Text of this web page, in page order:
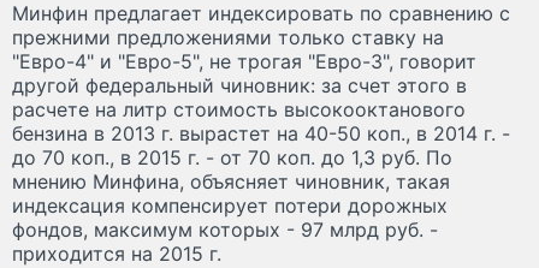
Минфин предлагает индексировать по сравнению с
прежними предложениями только ставку на
"Евро-4" и "Евро-5", не трогая "Евро-3", говорит
другой федеральный чиновник: за счет этого в
расчете на литр стоимость высокооктанового
бензина в 2013 г. вырастет на 40-50 коп., в 2014 г. -
до 70 коп., в 2015 г. - от 70 коп. до 1,3 руб. По
мнению Минфина, объясняет чиновник, такая
индексация компенсирует потери дорожных
фондов, максимум которых - 97 млрд руб. -
приходится на 2015 г.